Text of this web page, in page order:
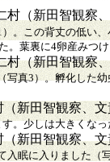
村（新田智観察
。この背丈の低い
。葉裏に4卵産みつ
（新田智観察
真3）。孵化した
新田智観察、
少しは大きくなっ
新田智観察、
眠に入りました（